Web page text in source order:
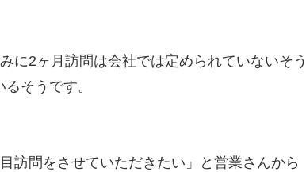
に2ヶ月訪問は会社では定められていないそう
そうです。
訪問をさせていただきたい」と営業さんから